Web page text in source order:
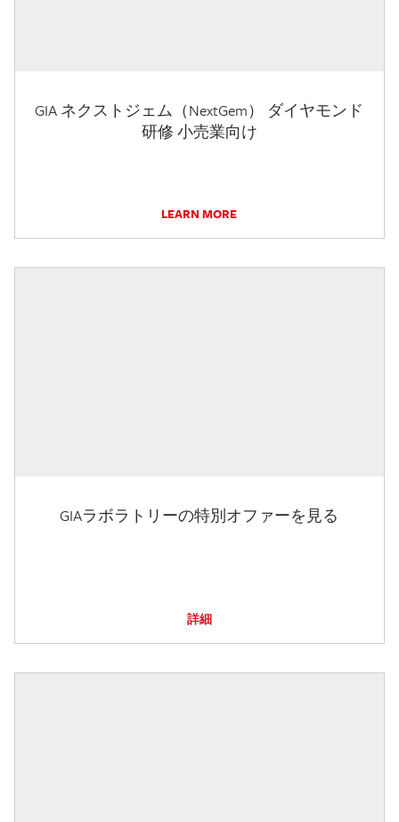
GIA ネクストジェム（NextGem） ダイヤモンド
研修 小売業向け
LEARN MORE
GIAラボラトリーの特別オファーを見る
詳細